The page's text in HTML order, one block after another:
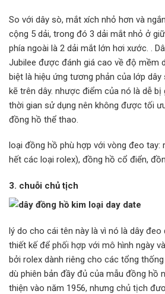
So với dây sò, mắt xích nhỏ hơn và
cộng 5 dải, trong đó 3 dải mắt nhỏ ở
phía ngoài là 2 dải mắt lớn hơi xước. .
Jubilee được đánh giá cao về độ mềm
biệt là hiệu ứng tương phản của lớp
kẽ trên dây. nhược điểm của nó là dễ
thời gian sử dụng nên không được tối
đồng hồ thể thao.
loại đồng hồ phù hợp với vòng đeo tay:
hết các loại rolex), đồng hồ cổ điển,
3. chuỗi chủ tịch
lý do cho cái tên này là vì nó là dây
thiết kế để phối hợp với mô hình ngày
bởi rolex dành riêng cho các tổng
dù phiên bản đầy đủ của mẫu đồng hồ
thiện vào năm 1956, nhưng chủ tịch